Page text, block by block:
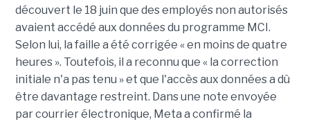
découvert le 18 juin que des employés non autorisés
avaient accédé aux données du programme MCI.
Selon lui, la faille a été corrigée « en moins de quatre
heures ». Toutefois, il a reconnu que « la correction
initiale n'a pas tenu » et que l'accès aux données a dû
être davantage restreint. Dans une note envoyée
par courrier électronique, Meta a confirmé la